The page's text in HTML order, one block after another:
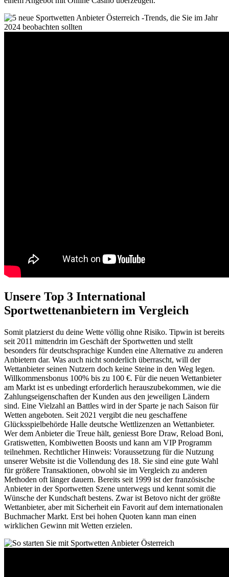
Unsere Top 3 International
Sportwettenanbietern im Vergleich
Somit platzierst du deine Wette völlig ohne Risiko. Tipwin ist bereits
seit 2011 mittendrin im Geschäft der Sportwetten und stellt
besonders für deutschsprachige Kunden eine Alternative zu anderen
Anbietern dar. Was auch nicht sonderlich überrascht, will der
Wettanbieter seinen Nutzern doch keine Steine in den Weg legen.
Willkommensbonus 100% bis zu 100 €. Für die neuen Wettanbieter
am Markt ist es unbedingt erforderlich herauszubekommen, wie die
Zahlungseigenschaften der Kunden aus den jeweiligen Ländern
sind. Eine Vielzahl an Battles wird in der Sparte je nach Saison für
Wetten angeboten. Seit 2021 vergibt die neu geschaffene
Glücksspielbehörde Halle deutsche Wettlizenzen an Wettanbieter.
Wer dem Anbieter die Treue hält, geniesst Bore Draw, Reload Boni,
Gratiswetten, Kombiwetten Boosts und kann am VIP Programm
teilnehmen. Rechtlicher Hinweis: Voraussetzung für die Nutzung
unserer Website ist die Vollendung des 18. Sie sind eine gute Wahl
für größere Transaktionen, obwohl sie im Vergleich zu anderen
Methoden oft länger dauern. Bereits seit 1999 ist der französische
Anbieter in der Sportwetten Szene unterwegs und kennt somit die
Wünsche der Kundschaft bestens. Zwar ist Betovo nicht der größte
Wettanbieter, aber mit Sicherheit ein Favorit auf dem internationalen
Buchmacher Markt. Erst bei hohen Quoten kann man einen
wirklichen Gewinn mit Wetten erzielen.